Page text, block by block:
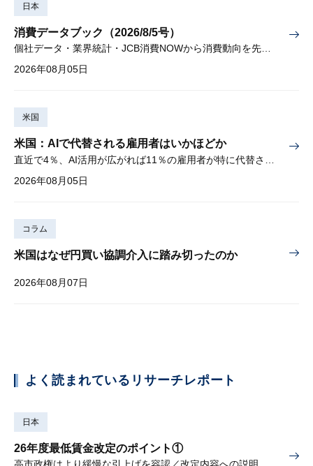
日本
消費データブック（2026/8/5号）
個社データ・業界統計・JCB消費NOWから消費動向を先取り
2026年08月05日
米国
米国：AIで代替される雇用者はいかほどか
2026年08月05日
コラム
米国はなぜ円買い協調介入に踏み切ったのか
2026年08月07日
よく読まれているリサーチレポート
日本
26年度最低賃金改定のポイント①